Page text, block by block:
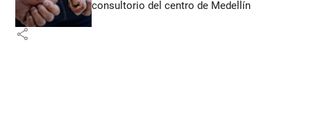
consultorio del centro de Medellín
share